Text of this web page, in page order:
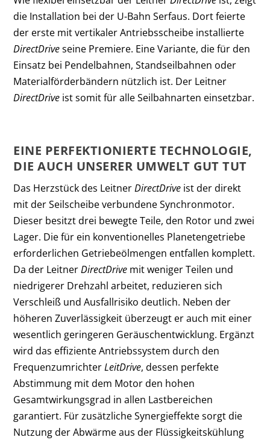
die Installation bei der U-Bahn Serfaus. Dort feierte
der erste mit vertikaler Antriebsscheibe installierte
DirectDriveseine Premiere. Eine Variante, die für den
Einsatz bei Pendelbahnen, Standseilbahnen oder
Materialförderbändern nützlich ist. Der Leitner
DirectDrive ist somit für alle Seilbahnarten einsetzbar.
EINE PERFEKTIONIERTE TECHNOLOGIE,
DIE AUCH UNSERER UMWELT GUT TUT
Das Herzstück des LeitnerDirectDrive ist der direkt
mit der Seilscheibe verbundene Synchronmotor.
Dieser besitzt drei bewegte Teile, den Rotor und zwei
Lager. Die für ein konventionelles Planetengetriebe
erforderlichen Getriebeölmengen entfallen komplett.
Da der LeitnerDirectDrive mit weniger Teilen und
niedrigerer Drehzahl arbeitet, reduzieren sich
Verschleiß und Ausfallrisiko deutlich. Neben der
höheren Zuverlässigkeit überzeugt er auch mit einer
wesentlich geringeren Geräuschentwicklung. Ergänzt
wird das effiziente Antriebssystem durch den
FrequenzumrichterLeitDrive, dessen perfekte
Abstimmung mit dem Motor den hohen
Gesamtwirkungsgrad in allen Lastbereichen
garantiert. Für zusätzliche Synergieffekte sorgt die
Nutzung der Abwärme aus der Flüssigkeitskühlung